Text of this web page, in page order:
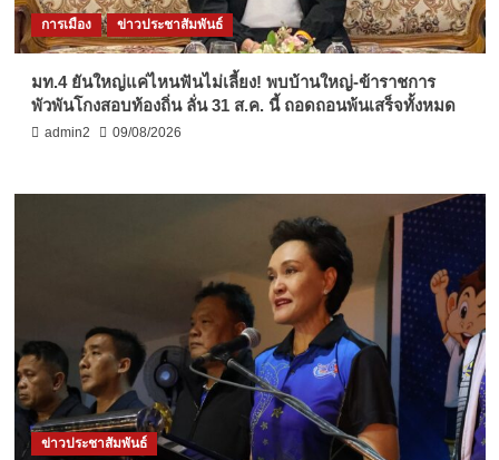
การเมือง ข่าวประชาสัมพันธ์
มท.4 ยันใหญ่แค่ไหนฟันไม่เลี้ยง! พบบ้านใหญ่-ข้าราชการ
พัวพันโกงสอบท้องถิ่น ลั่น 31 ส.ค. นี้ ถอดถอนพ้นเสร็จทั้งหมด
admin2 09/08/2026
ข่าวประชาสัมพันธ์